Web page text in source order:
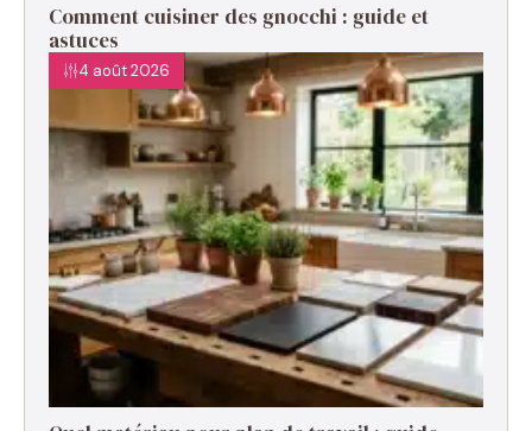
Comment cuisiner des gnocchi : guide et
astuces
4 août 2026